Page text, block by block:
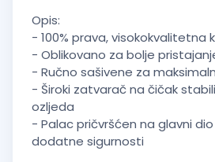
Opis:
- 100% prava, visokokvalitetna
- Oblikovano za bolje
- Ručno sašivene za
- Široki zatvarač na čičak
ozljeda
- Palac pričvršćen na glavni
dodatne sigurnosti